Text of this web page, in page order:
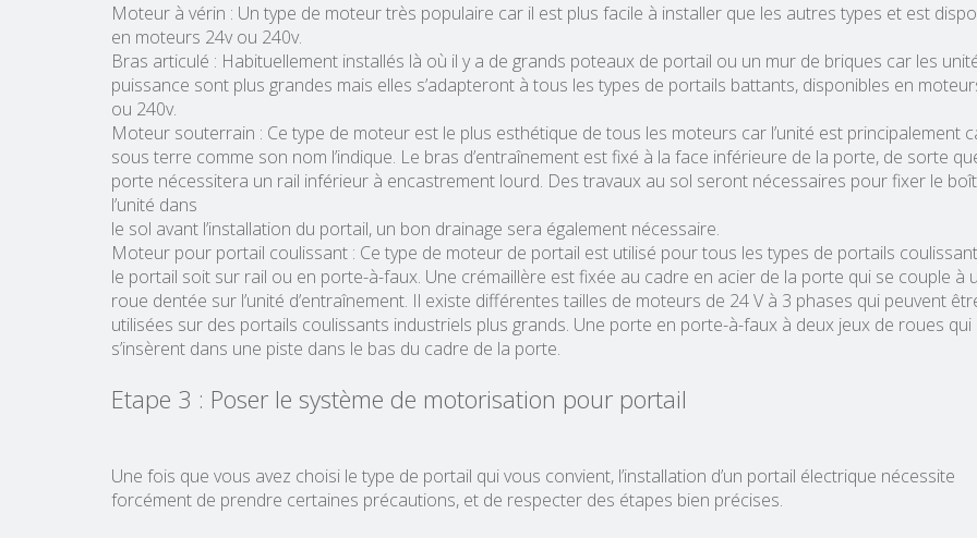
Moteur à vérin : Un type de moteur très populaire car il est plus facile à installer que les autres types et est
en moteurs 24v ou 240v.
Bras articulé : Habituellement installés là où il y a de grands poteaux de portail ou un mur de briques car les
puissance sont plus grandes mais elles s’adapteront à tous les types de portails battants, disponibles en
ou 240v.
Moteur souterrain : Ce type de moteur est le plus esthétique de tous les moteurs car l’unité est principalement
sous terre comme son nom l’indique. Le bras d’entraînement est fixé à la face inférieure de la porte, de sorte
porte nécessitera un rail inférieur à encastrement lourd. Des travaux au sol seront nécessaires pour fixer le
l’unité dans
le sol avant l’installation du portail, un bon drainage sera également nécessaire.
Moteur pour portail coulissant : Ce type de moteur de portail est utilisé pour tous les types de portails
le portail soit sur rail ou en porte-à-faux. Une crémaillère est fixée au cadre en acier de la porte qui se couple à
roue dentée sur l’unité d’entraînement. Il existe différentes tailles de moteurs de 24 V à 3 phases qui peuvent
utilisées sur des portails coulissants industriels plus grands. Une porte en porte-à-faux à deux jeux de roues qui
s’insèrent dans une piste dans le bas du cadre de la porte.
Etape 3 : Poser le système de motorisation pour portail
Une fois que vous avez choisi le type de portail qui vous convient, l’installation d’un portail électrique nécessite
forcément de prendre certaines précautions, et de respecter des étapes bien précises.